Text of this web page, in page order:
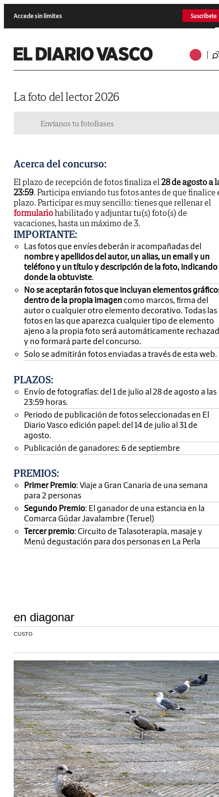
Accede sin límites Suscríbete
La foto del lector 2026
Envíanos tu fotoBases
Acerca del concurso:
El plazo de recepción de fotos finaliza el28 de agosto a
23:59. Participa enviando tus fotos antes de que finalice
plazo. Participar es muy sencillo: tienes que rellenar el
formulariohabilitado y adjuntar tu(s) foto(s) de
vacaciones, hasta un máximo de 3.
IMPORTANTE:
Las fotos que envíes deberán ir acompañadas del
nombre y apellidos del autor, un alias, un email y un
teléfono y un título y descripción de la foto, indicando
donde la obtuviste.
No se aceptarán fotos que incluyan elementos
dentro de la propia imagen como marcos, firma del
autor o cualquier otro elemento decorativo. Todas las
fotos en las que aparezca cualquier tipo de elemento
ajeno a la propia foto será automáticamente
y no formará parte del concurso.
Solo se admitirán fotos enviadas a través de esta web.
PLAZOS:
Envío de fotografías: del 1 de julio al 28 de agosto a las
23:59 horas.
Periodo de publicación de fotos seleccionadas en El
Diario Vasco edición papel: del 14 de julio al 31 de
agosto.
Publicación de ganadores: 6 de septiembre
PREMIOS:
Primer Premio: Viaje a Gran Canaria de una semana
para 2 personas
Segundo Premio: El ganador de una estancia en la
Comarca Gúdar Javalambre (Teruel)
Tercer premio: Circuito de Talasoterapia, masaje y
Menú degustación para dos personas en La Perla
en diagonar
CUSTO